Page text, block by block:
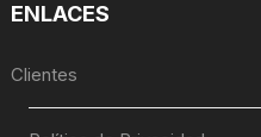
ENLACES
Clientes